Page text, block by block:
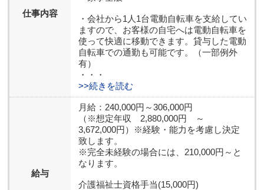
仕事内容
・会社から1人1台電動自転車を支給してい
ますので、お客様の自宅へは電動自転車を
使って快適に移動できます。貸与した電動
自転車での通勤も可能です。（一部例外
有）
・・・
>>続きを読む
給与
月給：240,000円～306,000円
（※想定年収 2,880,000円 ～
3,672,000円）※経験・能力を考慮し決定
致します。
※完全未経験の場合には、210,000円～と
なります。
介護福祉士資格手当(15,000円)